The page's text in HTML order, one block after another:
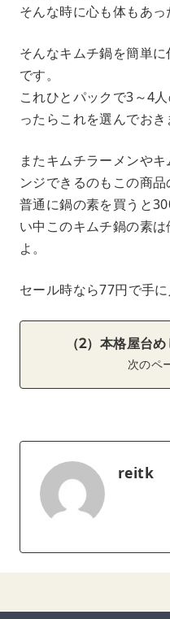
そんな時に心も体もあっ
そんなキムチ鍋を簡単に
です。
これひとパックで3～4
ったらこれを選んでおき
またキムチラーメンや
ンジできるのもこの商品
普通に鍋の素を買うと
い中このキムチ鍋の素
よ。
セール時なら77円で手
（2）本格屋台
次のペ
reitk